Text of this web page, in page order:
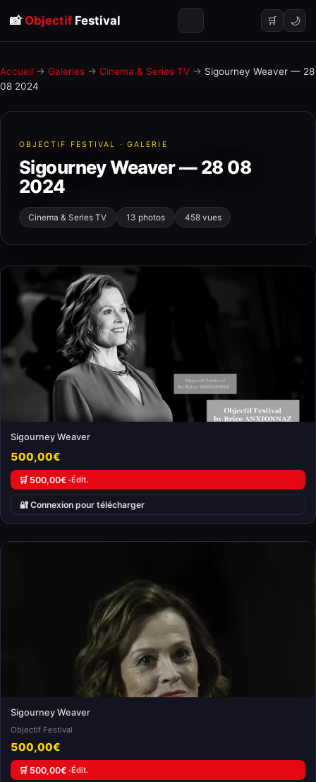
📸 ObjectifFestival 🛒 🌙
Accueil → Galeries → Cinema & Series TV → Sigourney Weaver — 28
08 2024
OBJECTIF FESTIVAL · GALERIE
Sigourney Weaver — 28 08
2024
Cinema & Series TV 13 photos 458 vues
Sigourney Weaver
500,00€
🛒 500,00€ ·Édit.
🔐 Connexion pour télécharger
Sigourney Weaver
Objectif Festival
500,00€
🛒 500,00€ ·Édit.